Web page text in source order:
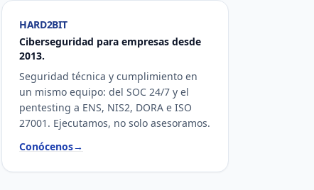
HARD2BIT
Ciberseguridad para empresas desde
2013.
Seguridad técnica y cumplimiento en
un mismo equipo: del SOC 24/7 y el
pentesting a ENS, NIS2, DORA e ISO
27001. Ejecutamos, no solo asesoramos.
Conócenos→